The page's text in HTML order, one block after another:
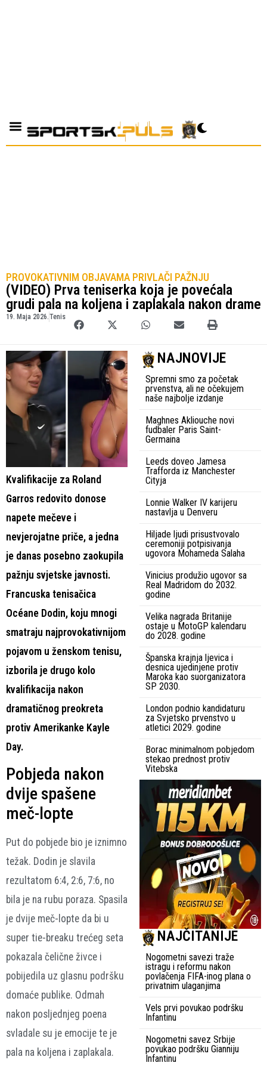
PROVOKATIVNIM OBJAVAMA PRIVLAČI PAŽNJU
(VIDEO) Prva teniserka koja je povećala
grudi pala na koljena i zaplakala nakon drame
19. Maja 2026. Tenis
Kvalifikacije za Roland
Garros redovito donose
napete mečeve i
nevjerojatne priče, a jedna
je danas posebno zaokupila
pažnju svjetske javnosti.
Francuska tenisačica
Océane Dodin, koju mnogi
smatraju najprovokativnijom
pojavom u ženskom tenisu,
izborila je drugo kolo
kvalifikacija nakon
dramatičnog preokreta
protiv Amerikanke Kayle
Day.
Pobjeda nakon
dvije spašene
meč-lopte
Put do pobjede bio je iznimno
težak. Dodin je slavila
rezultatom 6:4, 2:6, 7:6, no
bila je na rubu poraza. Spasila
je dvije meč-lopte da bi u
super tie-breaku trećeg seta
pokazala čelične živce i
pobijedila uz glasnu podršku
domaće publike. Odmah
nakon posljednjeg poena
svladale su je emocije te je
pala na koljena i zaplakala.
NAJNOVIJE
Spremni smo za početak
prvenstva, ali ne očekujem
naše najbolje izdanje
Maghnes Akliouche novi
fudbaler Paris Saint-
Germaina
Leeds doveo Jamesa
Trafforda iz Manchester
Cityja
Lonnie Walker IV karijeru
nastavlja u Denveru
Hiljade ljudi prisustvovalo
ceremoniji potpisivanja
ugovora Mohameda Salaha
Vinicius produžio ugovor sa
Real Madridom do 2032.
godine
Velika nagrada Britanije
ostaje u MotoGP kalendaru
do 2028. godine
Španska krajnja ljevica i
desnica ujedinjene protiv
Maroka kao suorganizatora
SP 2030.
London podnio kandidaturu
za Svjetsko prvenstvo u
atletici 2029. godine
Borac minimalnom pobjedom
stekao prednost protiv
Vitebska
NAJČITANIJE
Nogometni savezi traže
istragu i reformu nakon
povlačenja FIFA-inog plana o
privatnim ulaganjima
Vels prvi povukao podršku
Infantinu
Nogometni savez Srbije
povukao podršku Gianniju
Infantinu